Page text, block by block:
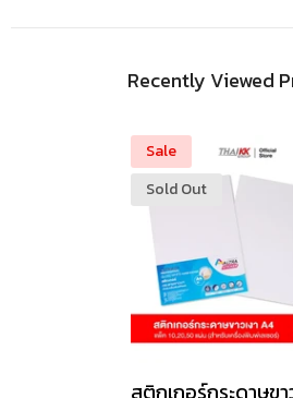
Recently Viewed
Sale
Sold Out
สติกเกอร์กระดาษขา